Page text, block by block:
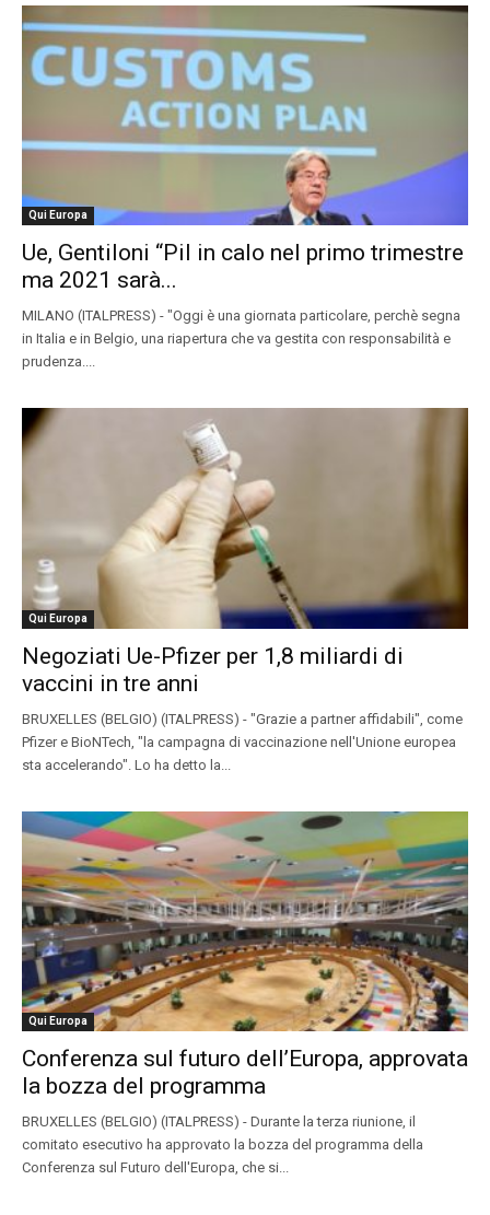
Qui Europa
Ue, Gentiloni “Pil in calo nel primo trimestre
ma 2021 sarà...
MILANO (ITALPRESS) - "Oggi è una giornata particolare, perchè segna
in Italia e in Belgio, una riapertura che va gestita con responsabilità e
prudenza....
Qui Europa
Negoziati Ue-Pfizer per 1,8 miliardi di
vaccini in tre anni
BRUXELLES (BELGIO) (ITALPRESS) - "Grazie a partner affidabili", come
Pfizer e BioNTech, "la campagna di vaccinazione nell'Unione europea
sta accelerando". Lo ha detto la...
Qui Europa
Conferenza sul futuro dell’Europa, approvata
la bozza del programma
BRUXELLES (BELGIO) (ITALPRESS) - Durante la terza riunione, il
comitato esecutivo ha approvato la bozza del programma della
Conferenza sul Futuro dell'Europa, che si...